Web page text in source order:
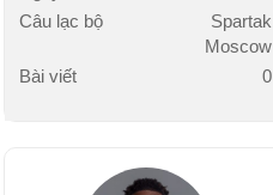
Câu lạc bộ
Spartak
Moscow
Bài viết
0